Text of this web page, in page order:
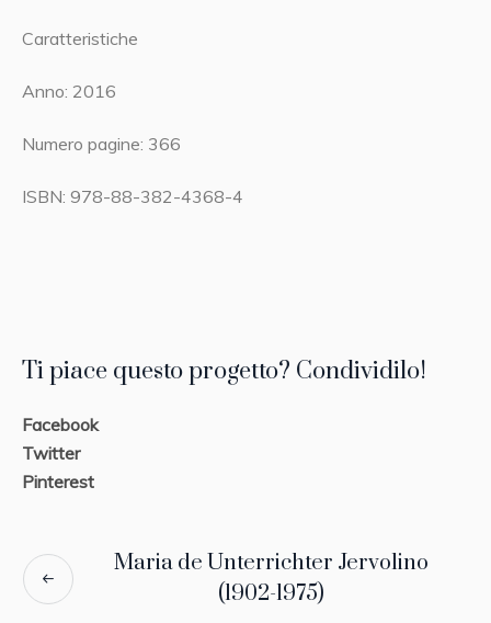
Caratteristiche
Anno: 2016
Numero pagine: 366
ISBN: 978-88-382-4368-4
Ti piace questo progetto? Condividilo!
Facebook
Twitter
Pinterest
Maria de Unterrichter Jervolino
(1902-1975)